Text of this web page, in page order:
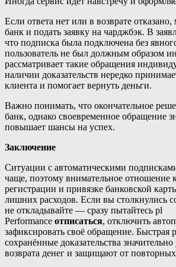
Если ответа нет или в возврате
банк и подать заявку на чарджбэк. В
что подписка была подключена без
пользователь не был должным образом
рассматривает такие обращения
наличии доказательств нередко
клиента и помогает вернуть деньги.
Важно понимать, что окончательное
банк, однако своевременное обращение
повышает шансы на успех.
Заключение
Ситуации с автоматическими
чаще, поэтому внимательное отношение
регистрации и привязке банковской
лишних расходов. Если вы столкнулись
не откладывайте — сразу пытайтесь pl
Performance отписаться, отключить
зафиксировать своё обращение. Быстрая
сохранённые доказательства
возврата денег и защищают от